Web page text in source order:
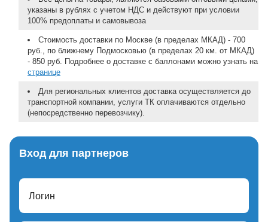
указаны в рублях с учетом НДС и действуют при условии
100% предоплаты и самовывоза
Стоимость доставки по Москве (в пределах МКАД) - 700
руб., по ближнему Подмосковью (в пределах 20 км. от МКАД)
- 850 руб. Подробнее о доставке с баллонами можно узнать на
странице
Для региональных клиентов доставка осуществляется до
транспортной компании, услуги ТК оплачиваются отдельно
(непосредственно перевозчику).
Вход для партнеров
Логин